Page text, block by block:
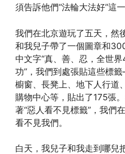
須告訴他們“法輪大法好”這一
我們在北京遊玩了五天，然
和我兒子帶了一個圖章和
中文字“真、善、忍，全世
功”，我們到處張貼這些標
櫥窗、長凳上、地下人行道
購物中心等，貼出了175張
著“惡人看不見標籤”，我們
看不見我們。
白天，我兒子和我走到哪兒